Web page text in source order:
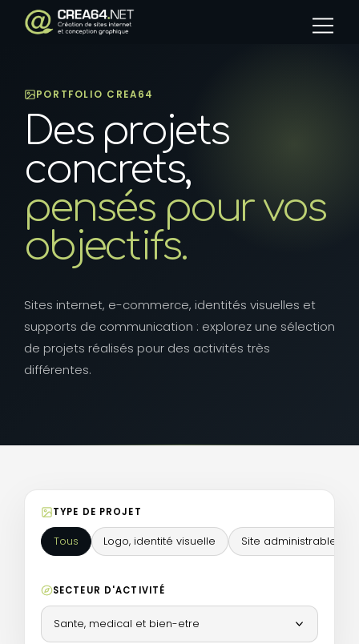
Panneau de gestion des cookies
PORTFOLIO CREA64
Des projets
concrets,
pensés pour vos
objectifs.
Sites internet, e-commerce, identités visuelles et
supports de communication : explorez une sélection
de projets réalisés pour des activités très
différentes.
TYPE DE PROJET
Tous Logo, identité visuelle Site administrable
SECTEUR D'ACTIVITÉ
Sante, medical et bien-etre